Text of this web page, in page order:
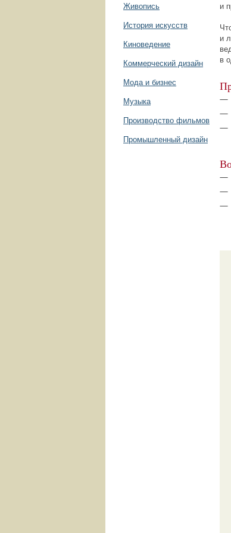
Живопись
История искусств
Киноведение
Коммерческий дизайн
Мода и бизнес
Музыка
Производство фильмов
Промышленный дизайн
и
и
в